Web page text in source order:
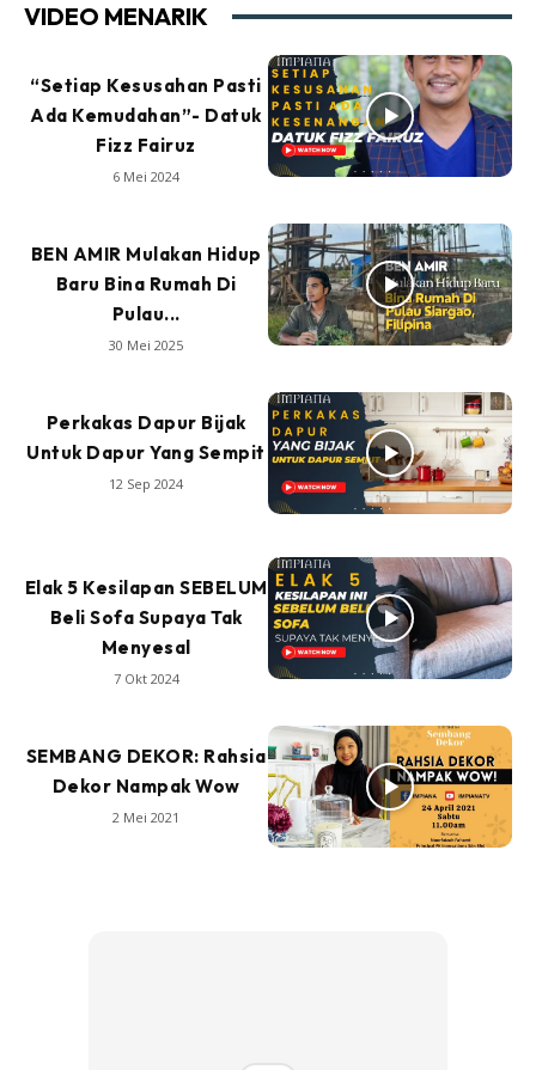
VIDEO MENARIK
“Setiap Kesusahan Pasti
Ada Kemudahan”- Datuk
Fizz Fairuz
6 Mei 2024
BEN AMIR Mulakan Hidup
Baru Bina Rumah Di
Pulau...
30 Mei 2025
Perkakas Dapur Bijak
Untuk Dapur Yang Sempit
12 Sep 2024
Elak 5 Kesilapan SEBELUM
Beli Sofa Supaya Tak
Menyesal
7 Okt 2024
SEMBANG DEKOR: Rahsia
Dekor Nampak Wow
2 Mei 2021